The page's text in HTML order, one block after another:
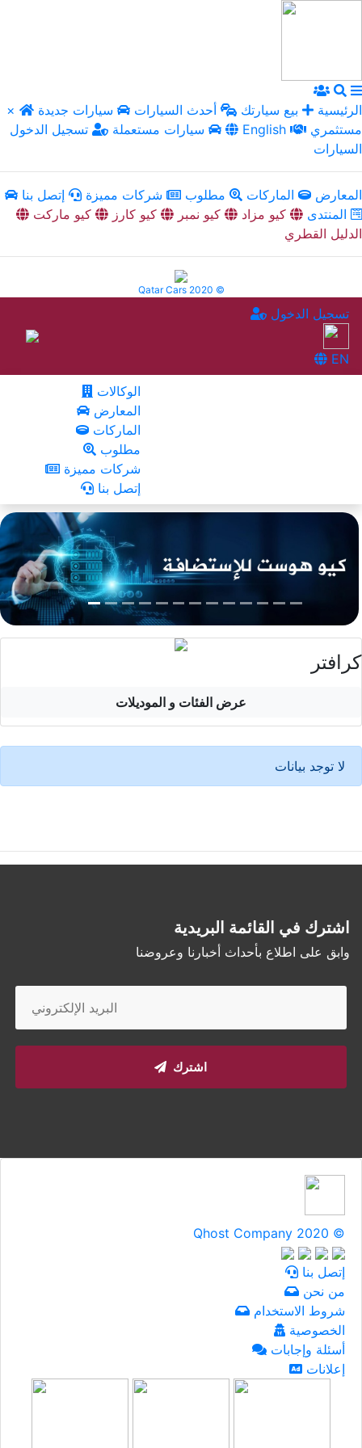
× الرئيسية بيع سيارتك أحدث السيارات
سيارات جديدة
سيارات مستعملة
تسجيل الدخول English
السيارات
المعارض الماركات مطلوب شركات مميزة
إتصل بنا
المنتدى
كيو مزاد كيو نمبر كيو كارز
كيو ماركت
الدليل القطري
Qatar Cars 2020 ©
تسجيل الدخول
EN
الوكالات
المعارض
الماركات
مطلوب
شركات مميزة
إتصل بنا
كرافتر
عرض الفئات و الموديلات
لا توجد بيانات
اشترك في القائمة البريدية
وابق على اطلاع بأحداث أخبارنا وعروضنا
اشترك
Qhost Company 2020 ©
إتصل بنا
من نحن
شروط الاستخدام
الخصوصية
أسئلة وإجابات
إعلانات